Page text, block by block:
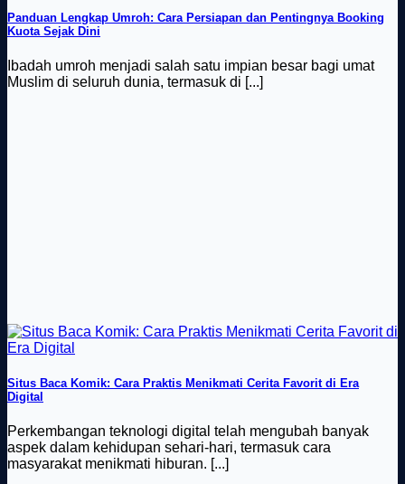
Panduan Lengkap Umroh: Cara Persiapan dan Pentingnya Booking
Kuota Sejak Dini
Ibadah umroh menjadi salah satu impian besar bagi umat
Muslim di seluruh dunia, termasuk di [...]
Situs Baca Komik: Cara Praktis Menikmati Cerita Favorit di Era
Digital
Perkembangan teknologi digital telah mengubah banyak
aspek dalam kehidupan sehari-hari, termasuk cara
masyarakat menikmati hiburan. [...]